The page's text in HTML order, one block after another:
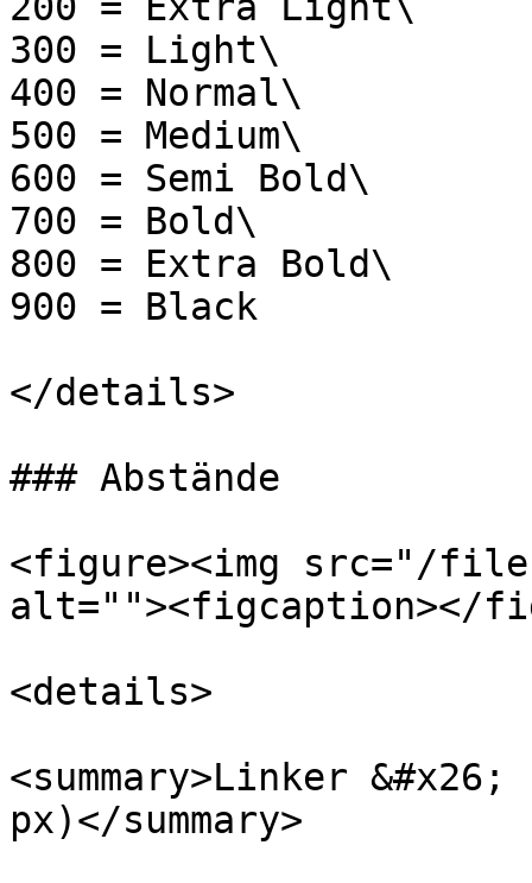
300 = Light\
400 = Normal\
500 = Medium\
600 = Semi Bold\
700 = Bold\
800 = Extra Bold\
900 = Black
</details>
### Abstände
<figure><img src="/files/
alt=""><figcaption></
<details>
<summary>Linker
px)</summary>